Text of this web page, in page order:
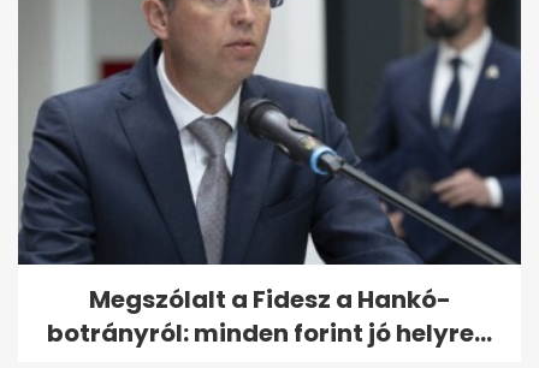
Megszólalt a Fidesz a Hankó-
botrányról: minden forint jó helyre...